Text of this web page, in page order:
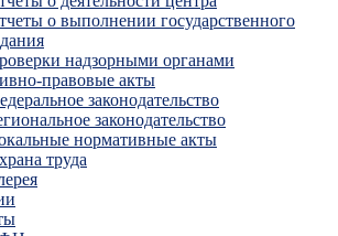
о выполнении государственного
надзорными органами
правовые акты
законодательство
законодательство
нормативные акты
труда